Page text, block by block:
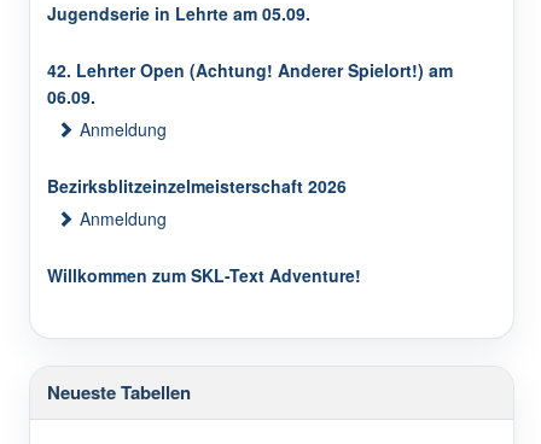
Jugendserie in Lehrte am 05.09.
42. Lehrter Open (Achtung! Anderer Spielort!) am
06.09.
Anmeldung
Bezirksblitzeinzelmeisterschaft 2026
Anmeldung
Willkommen zum SKL-Text Adventure!
Neueste Tabellen